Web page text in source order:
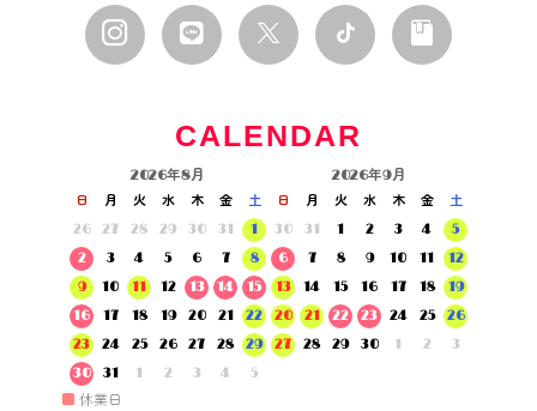
CALENDAR
2026年8月
日 月 火 水 木 金
土
26
27 28 29 30 31
1
2
3 4 5 6 7
8
9
10 11 12 13 14
15
16
17 18 19 20 21
22
23
24 25 26 27 28
29
30
31 1 2 3 4 5
2026年9月
日 月 火 水 木 金
土
30
31 1 2 3 4
5
6
7 8 9 10 11
12
13
14 15 16 17 18
19
20
21 22 23 24 25
26
27
28 29 30 1 2 3
■ 休業日